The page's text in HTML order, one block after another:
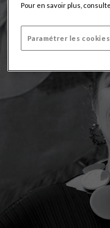
Pour en savoir plus,
Paramétrer les cookies